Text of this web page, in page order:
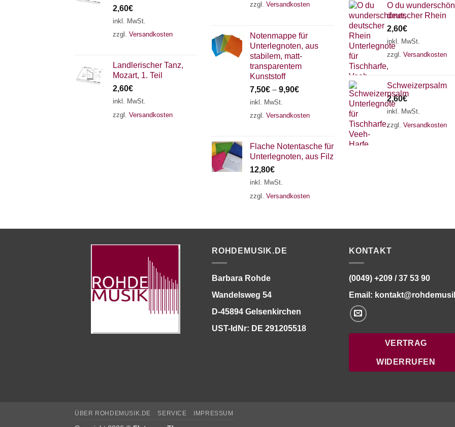
2,60€
inkl. MwSt.
zzgl. Versandkosten
Landlerischer Tanz,
Mozart, 1. Teil
2,60€
inkl. MwSt.
zzgl. Versandkosten
zzgl. Versandkosten
Notenmappe für
Unterlegnoten, aus
stabilem, matt-
transparentem
Kunststoff
7,50€ – 9,90€
inkl. MwSt.
zzgl. Versandkosten
Flache Notentasche für
Unterlegnoten, aus Filz
12,80€
inkl. MwSt.
zzgl. Versandkosten
O du
deutscher Rhein
2,60€
inkl. MwSt.
zzgl. Versandkosten
Schweizerpsalm
2,60€
inkl. MwSt.
zzgl. Versandkosten
ROHDEMUSIK.DE
Barbara Rohde
Wandelsweg 54
D-45894 Gelsenkirchen
UST-IdNr: DE 291205518
KONTAKT
(0049) +209 / 37 53 90
Email:
VERTRAG
WIDERRUFEN
ÜBER ROHDEMUSIK.DE SERVICE IMPRESSUM